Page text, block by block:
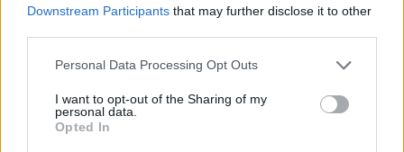
Downstream Participants that may further disclose it to other
Personal Data Processing Opt Outs
I want to opt-out of the Sharing of my
personal data.
Opted In